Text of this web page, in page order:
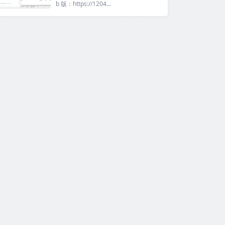
b 版：https://1204...